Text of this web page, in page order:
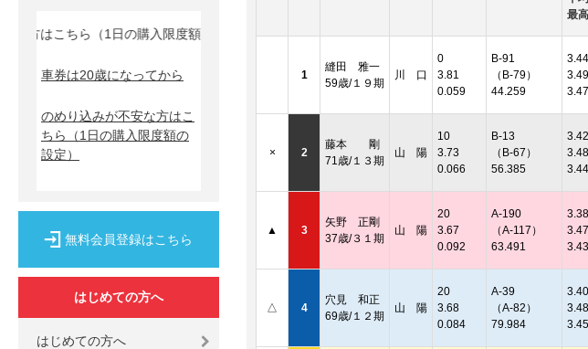
こちら（1日の購入限度額の設定）↓
車券は20歳になってから
のめり込みが不安な方はこ
ちら
（1日の購入限度額の
設定）
無料会員登録はこちら
はじめての方へ
はじめての方へ
最
1
縫田 雅一
59歳/１９期
川 口
0
3.81
0.059
B-91
（B-79）
44.259
3.44
× 2
藤本 剛
71歳/１３期
山 陽
10
3.73
0.066
B-13
（B-67）
56.385
3.42
▲ 3
矢野 正剛
37歳/３１期
山 陽
20
3.67
0.092
A-190
（A-117）
63.491
3.38
△ 4
穴見 和正
69歳/１２期
山 陽
20
3.68
0.084
A-39
（A-82）
79.984
3.40